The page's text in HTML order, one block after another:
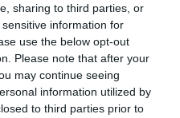
sharing to third parties, or
information for
use the below opt-out
Please note that after your
may continue seeing
information utilized by
to third parties prior to